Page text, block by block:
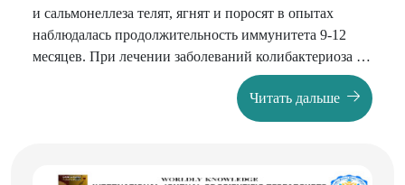
и сальмонеллеза телят, ягнят и поросят в опытах
наблюдалась продолжительность иммунитета 9-12
месяцев. При лечении заболеваний колибактериоза и
сальмонеллеза телят за счет стабилизации иммунной
системы за счет гамма-глобулинов гипериммунной
сыворотки крови установлена ​​эффективность выше
Читать дальше